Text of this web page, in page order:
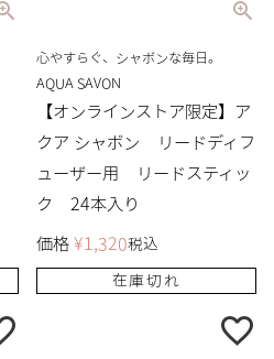
心やすらぐ、シャボンな毎日。
AQUA SAVON
【オンラインストア限定】ア
クア シャボン リードディフ
ューザー用 リードスティッ
ク 24本入り
価格 ¥1,320税込
在庫切れ